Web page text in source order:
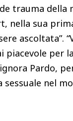
trauma della
nella sua
ascoltata”.
piacevole per
Pardo,
nel